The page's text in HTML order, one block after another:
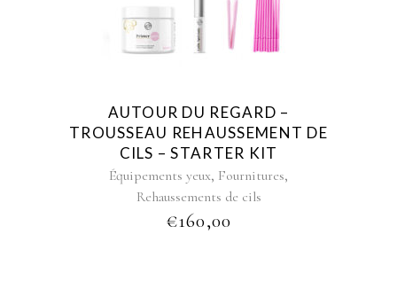
AUTOUR DU REGARD –
TROUSSEAU REHAUSSEMENT DE
CILS – STARTER KIT
Équipements yeux, Fournitures,
Rehaussements de cils
€160,00